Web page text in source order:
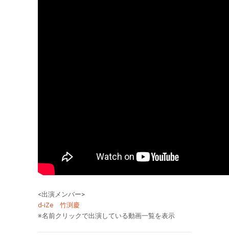
<出演メンバー>
d-iZe
竹渕慶
※名前クリックで出演している動画一覧を表示